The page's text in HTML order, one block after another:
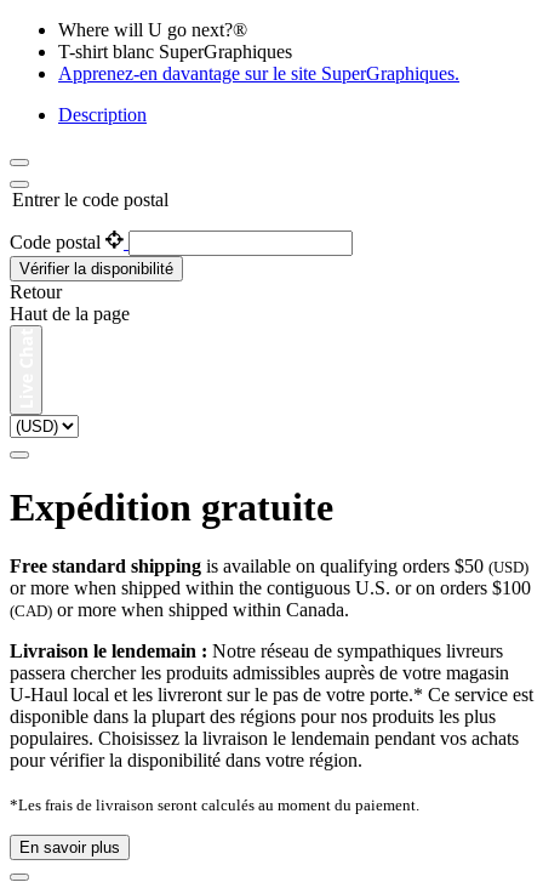
Where will U go next?®
T-shirt blanc SuperGraphiques
Apprenez-en davantage sur le site SuperGraphiques.
Description
Entrer le code postal
Code postal
Vérifier la disponibilité
Retour
Haut de la page
Expédition gratuite
Free standard shipping is available on qualifying orders $50 (USD)
or more when shipped within the contiguous U.S. or on orders $100
(CAD) or more when shipped within Canada.
Livraison le lendemain : Notre réseau de sympathiques livreurs
passera chercher les produits admissibles auprès de votre magasin
U-Haul local et les livreront sur le pas de votre porte.* Ce service est
disponible dans la plupart des régions pour nos produits les plus
populaires. Choisissez la livraison le lendemain pendant vos achats
pour vérifier la disponibilité dans votre région.
*Les frais de livraison seront calculés au moment du paiement.
En savoir plus